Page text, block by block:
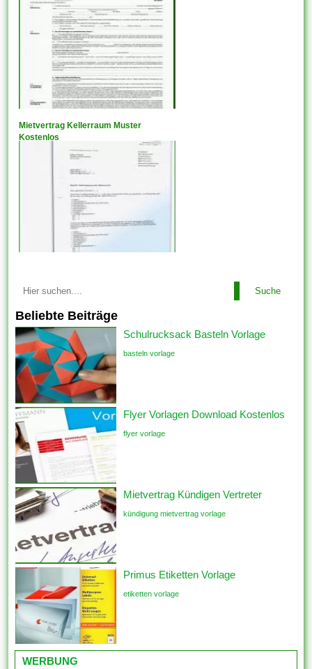
Mietvertrag Kellerraum Muster
Kostenlos
Suche
Beliebte Beiträge
Schulrucksack Basteln Vorlage
basteln vorlage
Flyer Vorlagen Download Kostenlos
flyer vorlage
Mietvertrag Kündigen Vertreter
kündigung mietvertrag vorlage
Primus Etiketten Vorlage
etiketten vorlage
WERBUNG